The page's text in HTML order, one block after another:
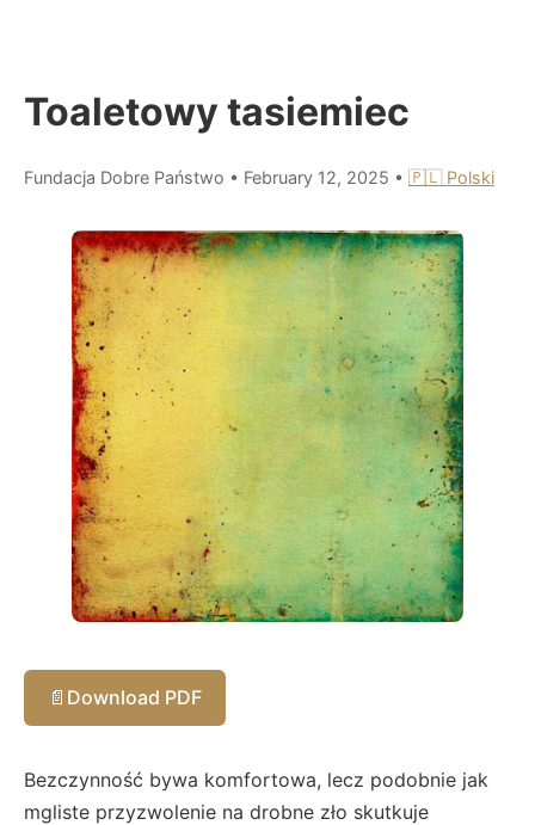
Toaletowy tasiemiec
Fundacja Dobre Państwo • February 12, 2025 • 🇵🇱 Polski
📄 Download PDF
Bezczynność bywa komfortowa, lecz podobnie jak
mgliste przyzwolenie na drobne zło skutkuje